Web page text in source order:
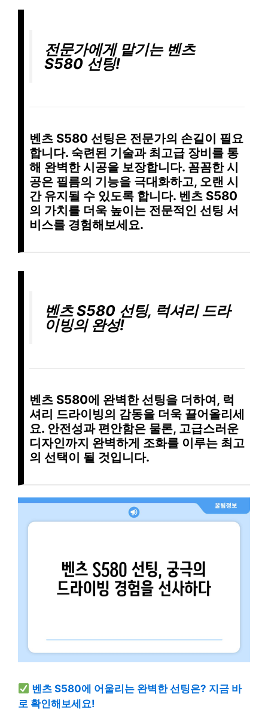
전문가에게 맡기는 벤츠
S580 선팅!
벤츠 S580 선팅은 전문가의 손길이 필요
합니다. 숙련된 기술과 최고급 장비를 통
해 완벽한 시공을 보장합니다. 꼼꼼한 시
공은 필름의 기능을 극대화하고, 오랜 시
간 유지될 수 있도록 합니다. 벤츠 S580
의 가치를 더욱 높이는 전문적인 선팅 서
비스를 경험해보세요.
벤츠 S580 선팅, 럭셔리 드라
이빙의 완성!
벤츠 S580에 완벽한 선팅을 더하여, 럭
셔리 드라이빙의 감동을 더욱 끌어올리세
요. 안전성과 편안함은 물론, 고급스러운
디자인까지 완벽하게 조화를 이루는 최고
의 선택이 될 것입니다.
벤츠 S580에 어울리는 완벽한 선팅은? 지금 바
로 확인해보세요!